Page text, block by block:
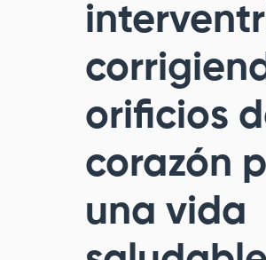
orificios
corazón
una vida